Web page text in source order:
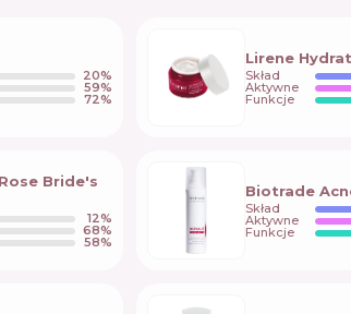
20%
59%
72%
Lirene
Skład
Aktywne
Funkcje
Bride's
12%
68%
58%
Biotrade
Skład
Aktywne
Funkcje